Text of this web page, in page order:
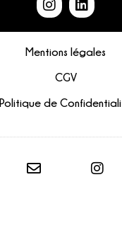
Mentions légales
CGV
Politique de